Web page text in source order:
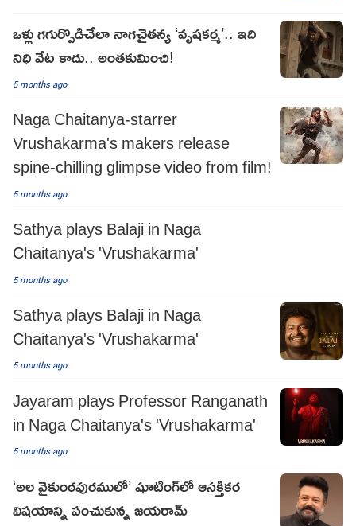
ఒళ్లు గగుర్పొడిచేలా నాగచైతన్య ‘వృషకర్మ’.. ఇది
నిధి వేట కాదు.. అంతకుమించి!
5 months ago
Naga Chaitanya-starrer
Vrushakarma's makers release
spine-chilling glimpse video from film!
5 months ago
Sathya plays Balaji in Naga
Chaitanya's 'Vrushakarma'
5 months ago
Sathya plays Balaji in Naga
Chaitanya's 'Vrushakarma'
5 months ago
Jayaram plays Professor Ranganath
in Naga Chaitanya's 'Vrushakarma'
5 months ago
‘అల వైకుంఠపురములో’ షూటింగ్‌లో ఆసక్తికర
విషయాన్ని పంచుకున్న జయరామ్